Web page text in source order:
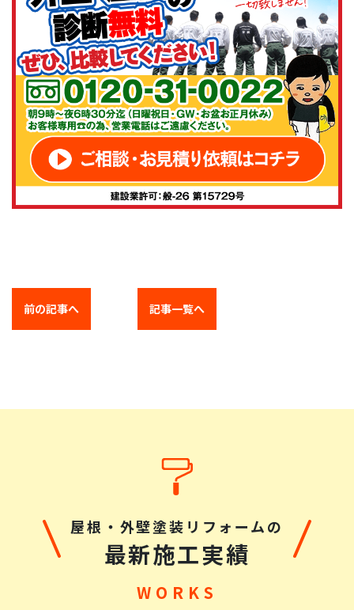
前の記事へ 記事一覧へ
屋根・外壁塗装リフォームの
最新施工実績